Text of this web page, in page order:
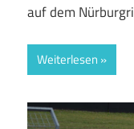
auf dem
Weiterlesen